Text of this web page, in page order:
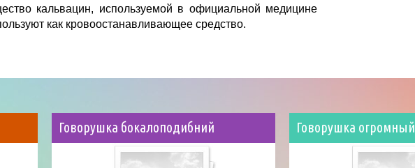
кальвацин, используемой в официальной медицине
как кровоостанавливающее средство.
Говорушка бокалоподибний Говорушка огромный